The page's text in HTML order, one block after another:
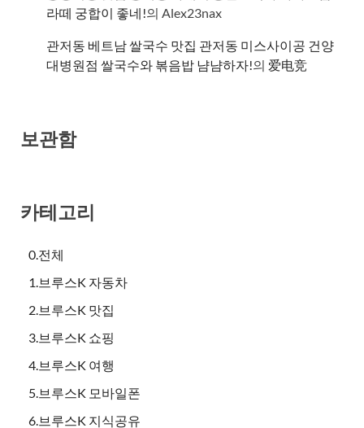
라떼 궁합이 좋네!의 Alex23nax
관저동 베트남 쌀국수 맛집 관저동 미스사이공 건양
대병원점 쌀국수와 볶음밥 냠냠하자!의 爱电竞
보관함
카테고리
0.전체
1.브루스K 자동차
2.브루스K 맛집
3.브루스K 쇼핑
4.브루스K 여행
5.브루스K 모바일폰
6.브루스K 지식공유